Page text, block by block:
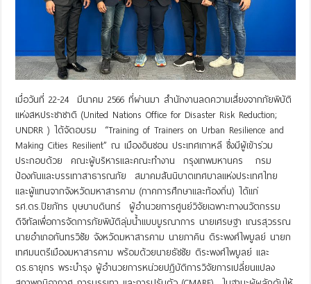
เมื่อวันที่ 22-24 มีนาคม 2566 ที่ผ่านมา สำนักงานลดความเสี่ยงจากภัยพิบัติ
แห่งสหประชาชาติ (United Nations Office for Disaster Risk Reduction;
UNDRR ) ได้จัดอบรม “Training of Trainers on Urban Resilience and
Making Cities Resilient” ณ เมืองอินชอน ประเทศเกาหลี ซึ่งมีผู้เข้าร่วม
ประกอบด้วย คณะผู้บริหารและคณะทำงาน กรุงเทพมหานคร กรม
ป้องกันและบรรเทาสาธารณภัย สมาคมสันนิบาตเทศบาลแห่งประเทศไทย
และผู้แทนจากจังหวัดมหาสารคาม (ภาคการศึกษาและท้องถิ่น) ได้แก่
รศ.ดร.ปิยภัทร บุษบาบดินทร์ ผู้อำนวยการศูนย์วิจัยเฉพาะทางนวัตกรรม
ดิจิทัลเพื่อการจัดการภัยพิบัติลุ่มน้ำแบบบูรณาการ นายเศรษฐา เณรสุวรรณ
นายอำเภอกันทรวิชัย จังหวัดมหาสารคาม นายภาคิน ติระพงศ์ไพบูลย์ นายก
เทศมนตรีเมืองมหาสารคาม พร้อมด้วยนายธัชชัย ติระพงศ์ไพบูลย์ และ
ดร.ธายุกร พระบำรุง ผู้อำนวยการหน่วยปฏิบัติการวิจัยการเปลี่ยนแปลง